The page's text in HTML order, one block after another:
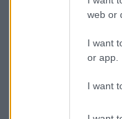
web or
I want
or app.
I want